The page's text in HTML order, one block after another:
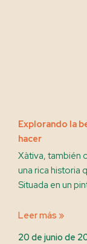
Explorando la
hacer
Xàtiva, también
una rica historia
Situada en un
Leer más »
20 de junio de